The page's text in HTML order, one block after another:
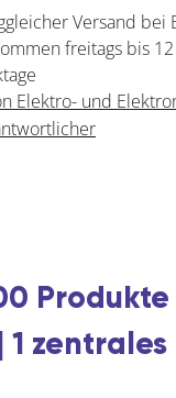
Versand bei
freitags bis
Elektro- und
1